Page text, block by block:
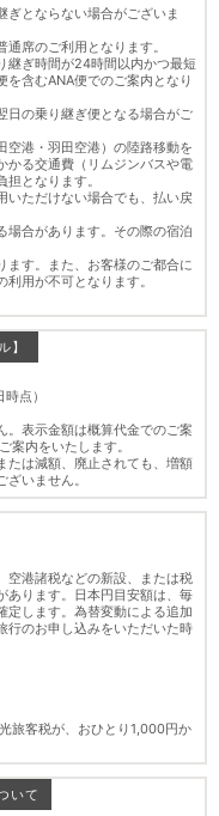
ぎとならない場合がございま
席のご利用となります。
継ぎ時間が24時間以内かつ最短
含むANA便でのご案内となり
日の乗り継ぎ便となる場合がご
空港・羽田空港）の陸路移動を
かる交通費（リムジンバスや電
となります。
いただけない場合でも、払い戻
場合があります。その際の宿泊
ます。また、お客様のご都合に
用が不可となります。
】
点）
。表示金額は概算代金でのご案
案内をいたします。
たは減額、廃止されても、増額
いません。
空港諸税などの新設、または税
あります。日本円目安額は、毎
定します。為替変動による追加
行のお申し込みをいただいた時
旅客税が、おひとり1,000円か
いて